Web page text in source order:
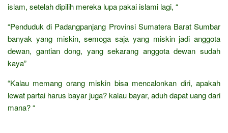
islam, setelah dipilih mereka lupa pakai islami lagi, “
“Penduduk di Padangpanjang Provinsi Sumatera Barat Sumbar
banyak yang miskin, semoga saja yang miskin jadi anggota
dewan, gantian dong, yang sekarang anggota dewan sudah
kaya”
“Kalau memang orang miskin bisa mencalonkan diri, apakah
lewat partai harus bayar juga? kalau bayar, aduh dapat uang dari
mana? “